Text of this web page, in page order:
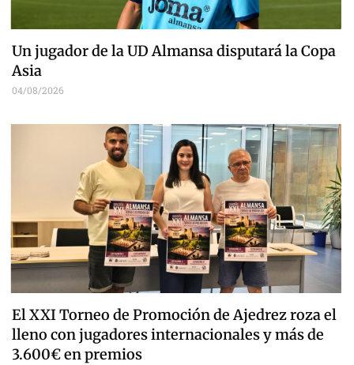
Un jugador de la UD Almansa disputará la Copa
Asia
04/08/2026
El XXI Torneo de Promoción de Ajedrez roza el
lleno con jugadores internacionales y más de
3.600€ en premios